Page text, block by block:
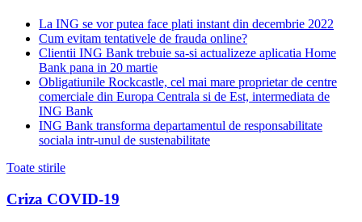
La ING se vor putea face plati instant din decembrie 2022
Cum evitam tentativele de frauda online?
Clientii ING Bank trebuie sa-si actualizeze aplicatia Home
Bank pana in 20 martie
Obligatiunile Rockcastle, cel mai mare proprietar de centre
comerciale din Europa Centrala si de Est, intermediata de
ING Bank
ING Bank transforma departamentul de responsabilitate
sociala intr-unul de sustenabilitate
Toate stirile
Criza COVID-19